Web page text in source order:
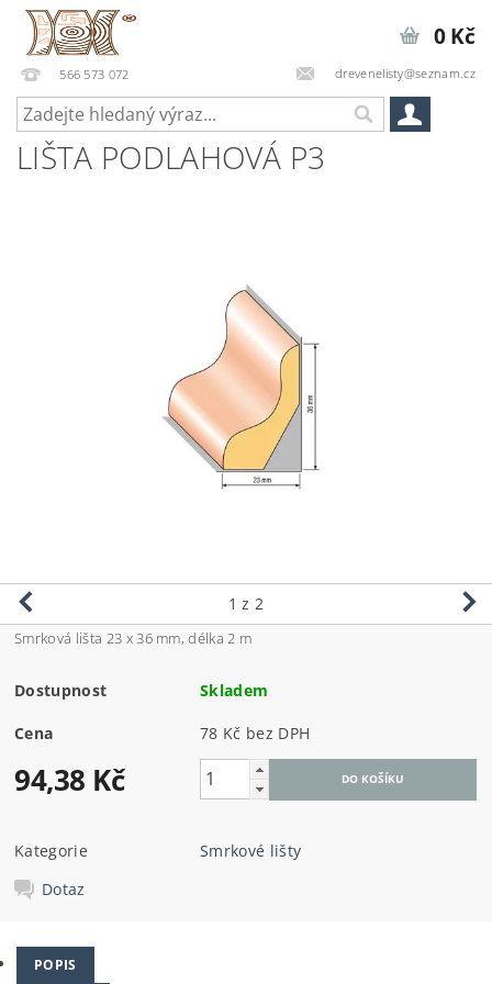
566 573 072 drevenelisty@seznam.cz
0 Kč
LIŠTA PODLAHOVÁ P3
1 z 2
Smrková lišta 23 x 36 mm, délka 2 m
Dostupnost Skladem
Cena 78 Kč bez DPH
94,38 Kč
Kategorie
Smrkové lišty
Dotaz
POPIS